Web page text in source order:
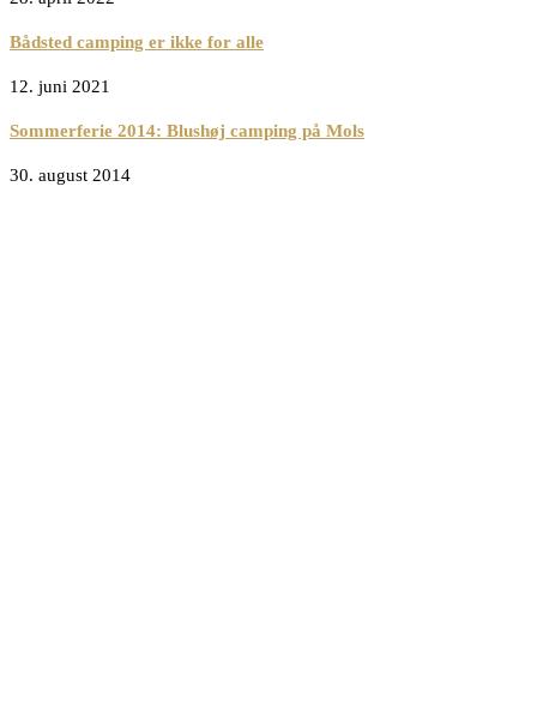
Bådsted camping er ikke for alle
12. juni 2021
Sommerferie 2014: Blushøj camping på Mols
30. august 2014